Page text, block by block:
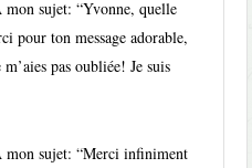
mon sujet: “Yvonne, quelle
pour ton message adorable,
pas oubliée! Je suis
mon sujet: “Merci infiniment